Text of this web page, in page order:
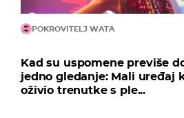
POKROVITELJ WATA
Kad su uspomene previše
jedno gledanje: Mali uređaj
oživio trenutke s ple...